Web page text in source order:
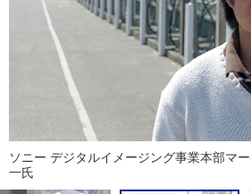
ソニー デジタルイメージング事業本部マ
一氏